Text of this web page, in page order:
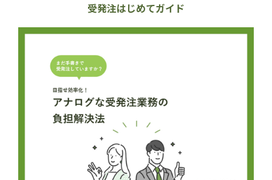
受発注はじめてガイド